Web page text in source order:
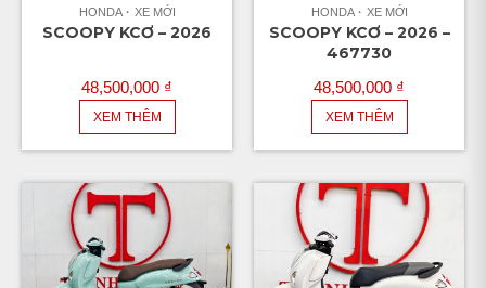
HONDA XE MỚI
SCOOPY KCƠ – 2026
48,500,000 ₫
XEM THÊM
HONDA XE MỚI
SCOOPY KCƠ – 2026 –
467730
48,500,000 ₫
XEM THÊM